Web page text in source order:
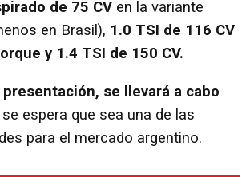
de 75 CV en la variante
en Brasil), 1.0 TSI de 116 CV
y 1.4 TSI de 150 CV.
se llevará a cabo
espera que sea una de las
para el mercado argentino.